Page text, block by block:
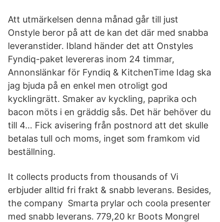
Att utmärkelsen denna månad går till just
Onstyle beror på att de kan det där med snabba
leveranstider. Ibland händer det att Onstyles
Fyndiq-paket levereras inom 24 timmar,
Annonslänkar för Fyndiq & KitchenTime Idag ska
jag bjuda på en enkel men otroligt god
kycklingrätt. Smaker av kyckling, paprika och
bacon möts i en gräddig sås. Det här behöver du
till 4… Fick avisering från postnord att det skulle
betalas tull och moms, inget som framkom vid
beställning.
It collects products from thousands of Vi
erbjuder alltid fri frakt & snabb leverans. Besides,
the company Smarta prylar och coola presenter
med snabb leverans. 779,20 kr Boots Mongrel